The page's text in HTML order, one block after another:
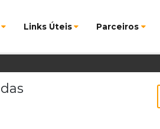
Links Úteis Parceiros